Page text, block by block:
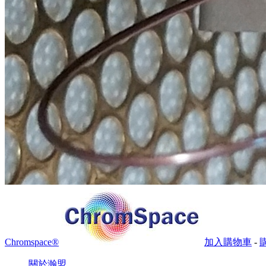
Chromspace® 加入購物車 -
關於瀚盟